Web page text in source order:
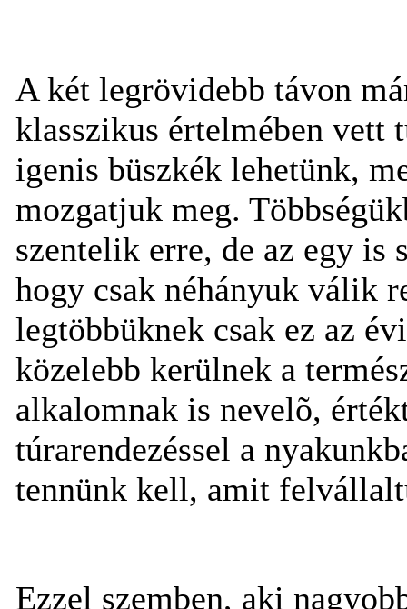
A két legrövidebb távon
klasszikus értelmében vett
igenis büszkék lehetünk,
mozgatjuk meg.
szentelik erre, de az egy
hogy csak néhányuk válik
legtöbbüknek csak ez az
közelebb kerülnek a
alkalomnak is nevelõ,
túrarendezéssel a
tennünk kell, amit
Ezzel szemben, aki